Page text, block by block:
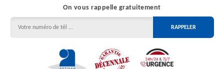
On vous rappelle gratuitement